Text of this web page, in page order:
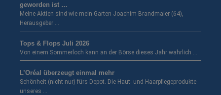
geworden ist …
Meine Aktien sind wie mein Garten Joachim Brandmaier (64),
Herausgeber …
Tops & Flops Juli 2026
Von einem Sommerloch kann an der Börse dieses Jahr wahrlich …
L’Oréal überzeugt einmal mehr
Schönheit (nicht nur) fürs Depot. Die Haut- und Haarpflegeprodukte
unseres …